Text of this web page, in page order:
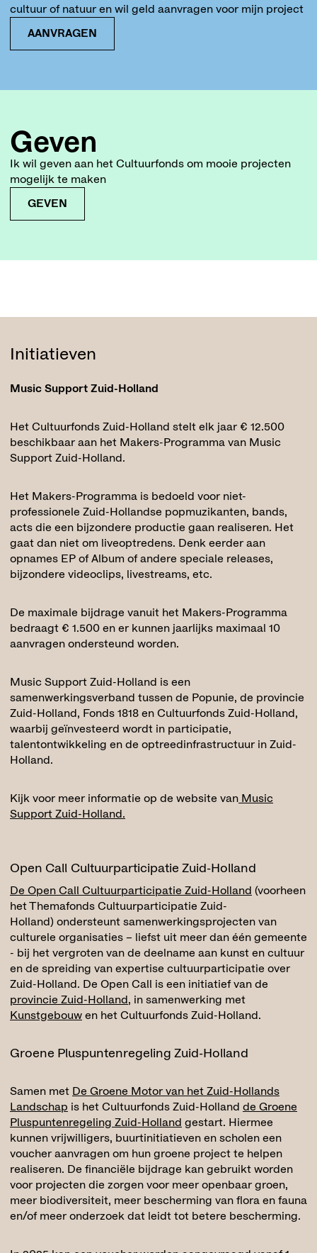
cultuur of natuur en wil geld aanvragen voor mijn project
AANVRAGEN
Geven
Ik wil geven aan het Cultuurfonds om mooie projecten
mogelijk te maken
GEVEN
Initiatieven
Music Support Zuid-Holland
Het Cultuurfonds Zuid-Holland stelt elk jaar € 12.500
beschikbaar aan het Makers-Programma van Music
Support Zuid-Holland.
Het Makers-Programma is bedoeld voor niet-
professionele Zuid-Hollandse popmuzikanten, bands,
acts die een bijzondere productie gaan realiseren. Het
gaat dan niet om liveoptredens. Denk eerder aan
opnames EP of Album of andere speciale releases,
bijzondere videoclips, livestreams, etc.
De maximale bijdrage vanuit het Makers-Programma
bedraagt € 1.500 en er kunnen jaarlijks maximaal 10
aanvragen ondersteund worden.
Music Support Zuid-Holland is een
samenwerkingsverband tussen de Popunie, de provincie
Zuid-Holland, Fonds 1818 en Cultuurfonds Zuid-Holland,
waarbij geïnvesteerd wordt in participatie,
talentontwikkeling en de optreedinfrastructuur in Zuid-
Holland.
Kijk voor meer informatie op de website van Music
Support Zuid-Holland.
Open Call Cultuurparticipatie Zuid-Holland
De Open Call Cultuurparticipatie Zuid-Holland (voorheen
het Themafonds Cultuurparticipatie Zuid-
Holland) ondersteunt samenwerkingsprojecten van
culturele organisaties – liefst uit meer dan één gemeente
- bij het vergroten van de deelname aan kunst en cultuur
en de spreiding van expertise cultuurparticipatie over
Zuid-Holland. De Open Call is een initiatief van de
provincie Zuid-Holland , in samenwerking met
Kunstgebouw en het Cultuurfonds Zuid-Holland.
Groene Pluspuntenregeling Zuid-Holland
Samen met De Groene Motor van het Zuid-Hollands
Landschap is het Cultuurfonds Zuid-Holland de Groene
Pluspuntenregeling Zuid-Holland gestart. Hiermee
kunnen vrijwilligers, buurtinitiatieven en scholen een
voucher aanvragen om hun groene project te helpen
realiseren. De financiële bijdrage kan gebruikt worden
voor projecten die zorgen voor meer openbaar groen,
meer biodiversiteit, meer bescherming van flora en fauna
en/of meer onderzoek dat leidt tot betere bescherming.